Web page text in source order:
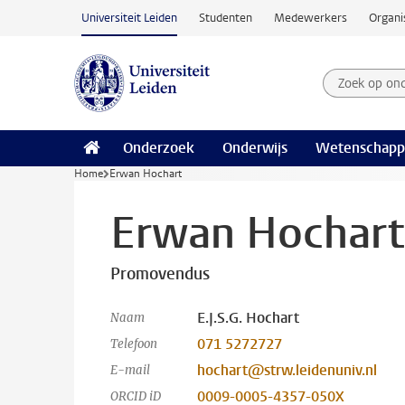
Ga naar hoofdinhoud
Universiteit Leiden Studenten Medewerkers
Zoek op
Zoekterm
Onderzoek Onderwijs
Home Erwan Hochart
Erwan Hochart
Promovendus
Naam E.J.S.G. Hochart
Telefoon 071 5272727
E-mail hochart@strw.leidenuniv.nl
ORCID iD 0009-0005-4357-050X